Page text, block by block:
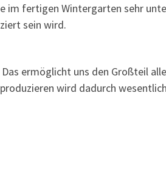
im fertigen Wintergarten sehr
sein wird.
ermöglicht uns den Großteil
wird dadurch